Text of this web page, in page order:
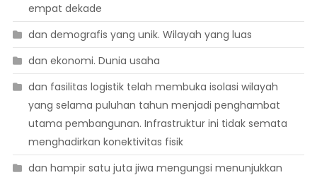
empat dekade
dan demografis yang unik. Wilayah yang luas
dan ekonomi. Dunia usaha
dan fasilitas logistik telah membuka isolasi wilayah
yang selama puluhan tahun menjadi penghambat
utama pembangunan. Infrastruktur ini tidak semata
menghadirkan konektivitas fisik
dan hampir satu juta jiwa mengungsi menunjukkan